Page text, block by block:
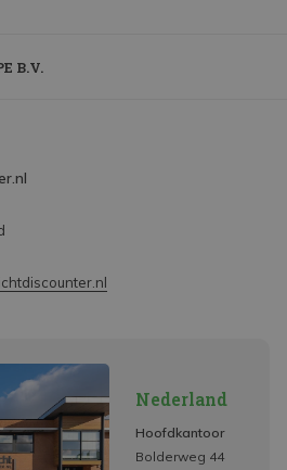
B.V.
Nederland
Hoofdkantoor
Bolderweg 44